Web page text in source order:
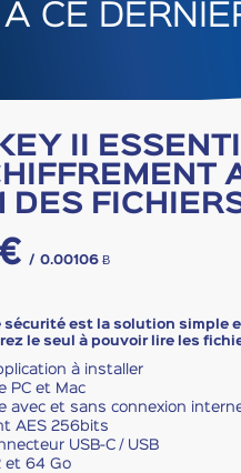
CE
II
DES
€ / 0.00106 Ƀ
sécurité est la solution
le seul à pouvoir lire les
à installer
PC et Mac
avec et sans connexion
AES 256bits
USB-C / USB
et 64 Go